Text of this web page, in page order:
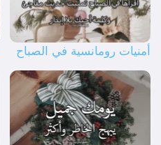
أمنيات رومانسية في الصباح